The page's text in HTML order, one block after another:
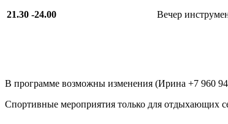
21.30 -24.00 Вечер
В программе возможны изменения (Ирина +7 960
Спортивные мероприятия только для отдыхающих